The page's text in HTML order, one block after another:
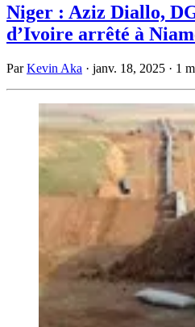
Niger : Aziz Diallo,
d’Ivoire arrêté à
ParKevin Aka · janv. 18, 2025 · 1